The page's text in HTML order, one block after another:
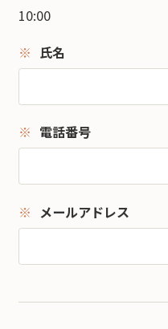
10:00
氏名
電話番号
メールアドレス